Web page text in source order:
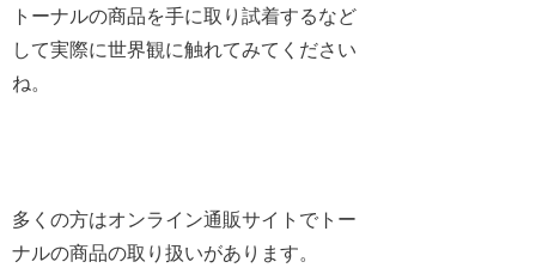
トーナルの商品を手に取り試着するなど
して実際に世界観に触れてみてください
ね。
多くの方はオンライン通販サイトでトー
ナルの商品の取り扱いがあります。